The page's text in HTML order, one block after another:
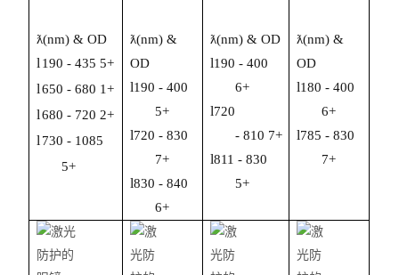
ƛ(nm) & OD
l 190 - 435 5+
l650 - 680 1+
l680 - 720 2+
l 730 - 1085
5+
ƛ(nm) &
OD
l190 - 400
5+
l720 - 830
7+
l830 - 840
6+
ƛ(nm) & OD
l190 - 400
6+
l720
-810 7+
l811 - 830
5+
ƛ(nm) &
OD
l180 - 400
6+
l785 - 830
7+